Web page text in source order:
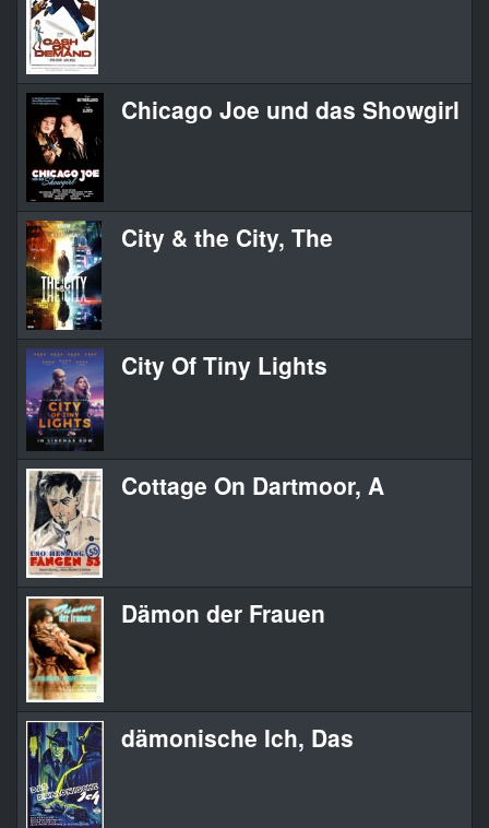
Chicago Joe und das Showgirl
City & the City, The
City Of Tiny Lights
Cottage On Dartmoor, A
Dämon der Frauen
dämonische Ich, Das